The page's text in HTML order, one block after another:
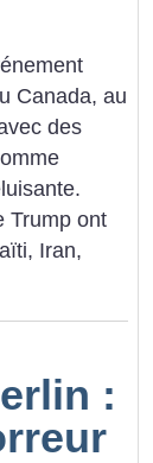
Canada, au
des
Trump ont
Iran,
: